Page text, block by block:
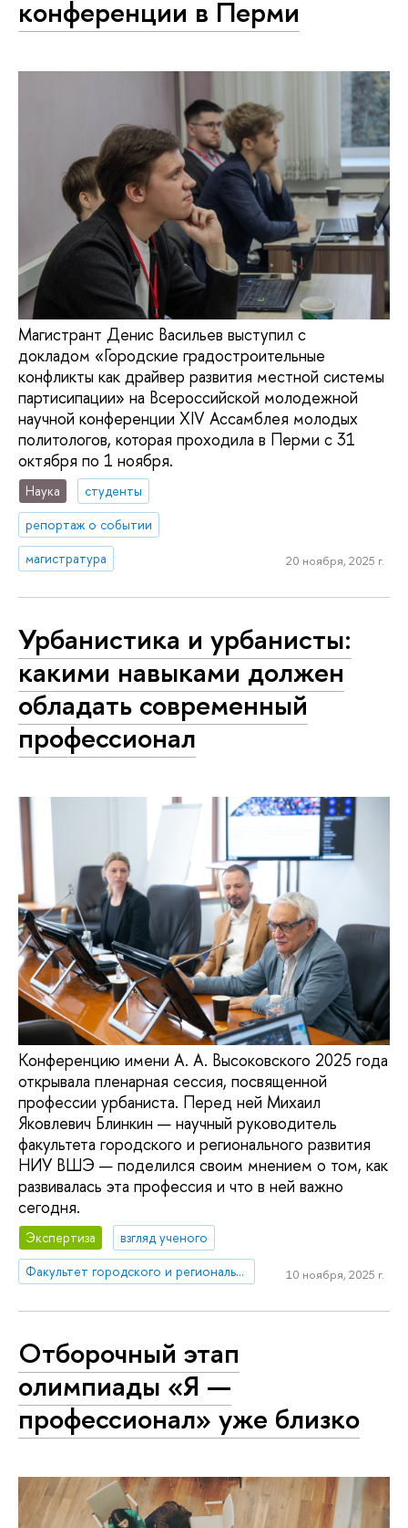
конференции в Перми
Магистрант Денис Васильев выступил с
докладом «Городские градостроительные
конфликты как драйвер развития местной системы
партисипации» на Всероссийской молодежной
научной конференции XIV Ассамблея молодых
политологов, которая проходила в Перми с 31
октября по 1 ноября.
Наука
студенты
репортаж о событии
магистратура
20 ноября, 2025 г.
Урбанистика и урбанисты:
какими навыками должен
обладать современный
профессионал
Конференцию имени А. А. Высоковского 2025 года
открывала пленарная сессия, посвященной
профессии урбаниста. Перед ней Михаил
Яковлевич Блинкин — научный руководитель
факультета городского и регионального развития
НИУ ВШЭ — поделился своим мнением о том, как
развивалась эта профессия и что в ней важно
сегодня.
Экспертиза
взгляд ученого
Факультет городского и регионального развития
10 ноября, 2025 г.
Отборочный этап
олимпиады «Я —
профессионал» уже близко